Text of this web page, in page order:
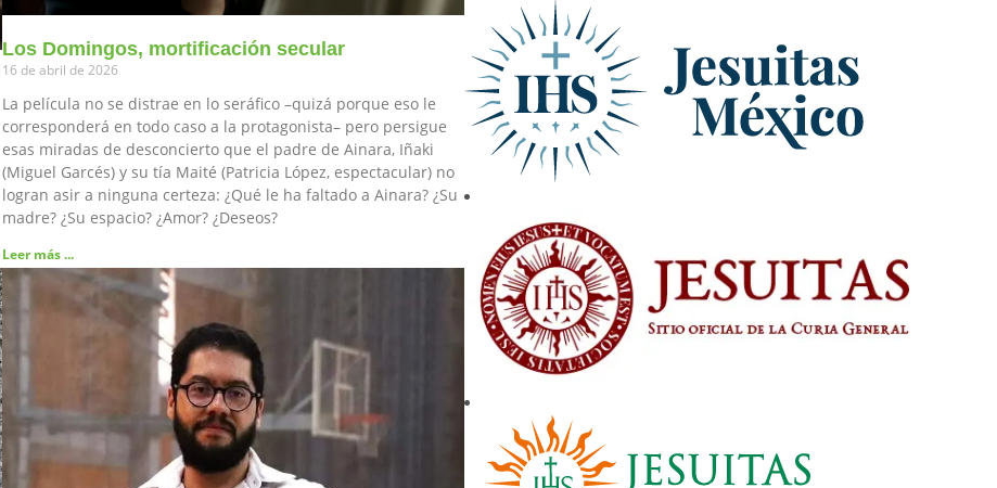
Los Domingos, mortificación secular
16 de abril de 2026
La película no se distrae en lo seráfico –quizá porque eso le
corresponderá en todo caso a la protagonista– pero persigue
esas miradas de desconcierto que el padre de Ainara, Iñaki
(Miguel Garcés) y su tía Maité (Patricia López, espectacular) no
logran asir a ninguna certeza: ¿Qué le ha faltado a Ainara? ¿Su
madre? ¿Su espacio? ¿Amor? ¿Deseos?
Leer más ...